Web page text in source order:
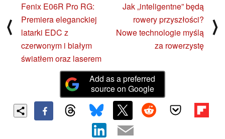
⟨
Fenix E06R Pro RG:
Premiera eleganckiej
latarki EDC z
czerwonym i białym
światłem oraz laserem
Jak „inteligentne” będą
rowery przyszłości?
Nowe technologie myślą
za rowerzystę
⟩
Add as a preferred
source on Google